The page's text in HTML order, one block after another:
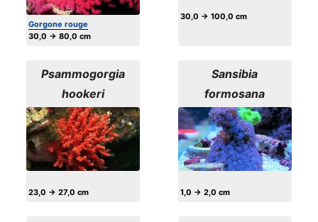
Gorgone rouge
30,0 → 80,0 cm
30,0 → 100,0 cm
Psammogorgia
hookeri
23,0 → 27,0 cm
Sansibia
formosana
1,0 → 2,0 cm